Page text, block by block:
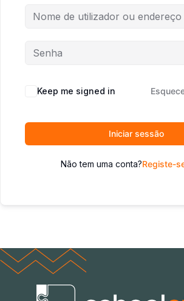
Keep me signed in
Iniciar sessão
Não tem uma conta?Registe-